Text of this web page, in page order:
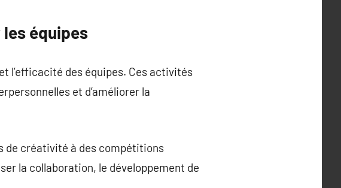
équipes
l’efficacité des équipes. Ces activités
et d’améliorer la
de créativité à des compétitions
la collaboration, le développement de